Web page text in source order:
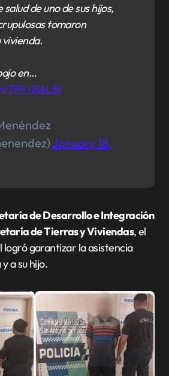
de uno de sus hijos,
tomaron
en…
3R9TBAL5ii
January 18,
de Desarrollo e Integración
de Tierras y Viviendas, el
logró garantizar la asistencia
a su hijo.